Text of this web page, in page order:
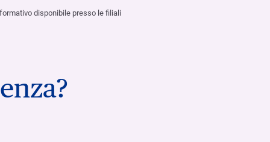
disponibile presso le filiali